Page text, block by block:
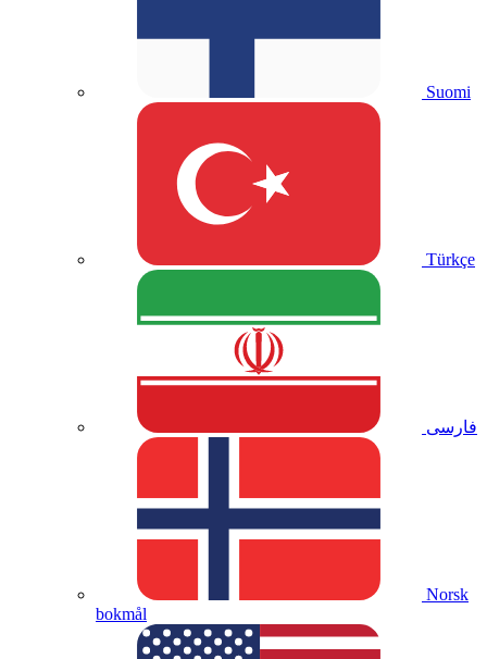
Suomi
Türkçe
فارسی
Norsk
bokmål